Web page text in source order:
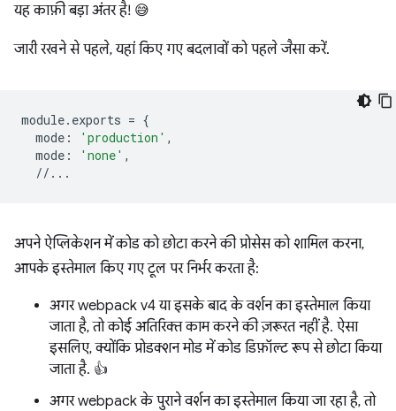
यह काफ़ी बड़ा अंतर है! 😅
जारी रखने से पहले, यहां किए गए बदलावों को पहले जैसा करें.
module. exports = {
mode : 'production' ,
mode : 'none' ,
//...
अपने ऐप्लिकेशन में कोड को छोटा करने की प्रोसेस को शामिल करना,
आपके इस्तेमाल किए गए टूल पर निर्भर करता है:
अगर webpack v4 या इसके बाद के वर्शन का इस्तेमाल किया
जाता है, तो कोई अतिरिक्त काम करने की ज़रूरत नहीं है. ऐसा
इसलिए, क्योंकि प्रोडक्शन मोड में कोड डिफ़ॉल्ट रूप से छोटा किया
जाता है. 👍
अगर webpack के पुराने वर्शन का इस्तेमाल किया जा रहा है, तो